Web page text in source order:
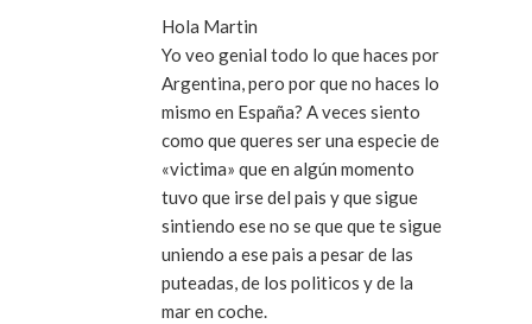
Hola Martin
Yo veo genial todo lo que haces por
Argentina, pero por que no haces lo
mismo en España? A veces siento
como que queres ser una especie de
«victima» que en algún momento
tuvo que irse del pais y que sigue
sintiendo ese no se que que te sigue
uniendo a ese pais a pesar de las
puteadas, de los politicos y de la
mar en coche.